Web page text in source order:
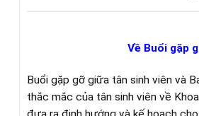
Về Buổi gặp
Buổi gặp gỡ giữa tân sinh viên và
thắc mắc của tân sinh viên về